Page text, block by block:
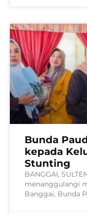
Bunda
kepada
Stunting
BANGGAI,
menanggulangi
Banggai, Bunda